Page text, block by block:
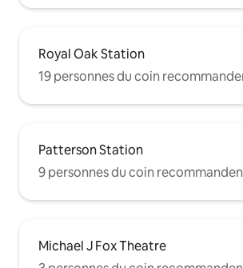
Royal Oak Station
19 personnes du coin
Patterson Station
9 personnes du coin
Michael J Fox Theatre